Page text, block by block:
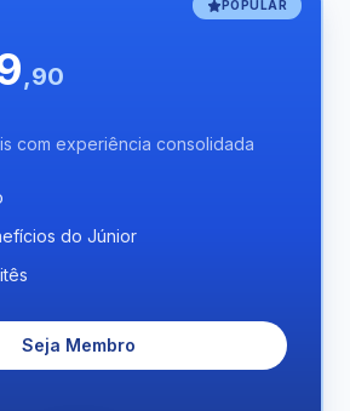
POPULAR
,90
com experiência consolidada
do Júnior
Seja Membro